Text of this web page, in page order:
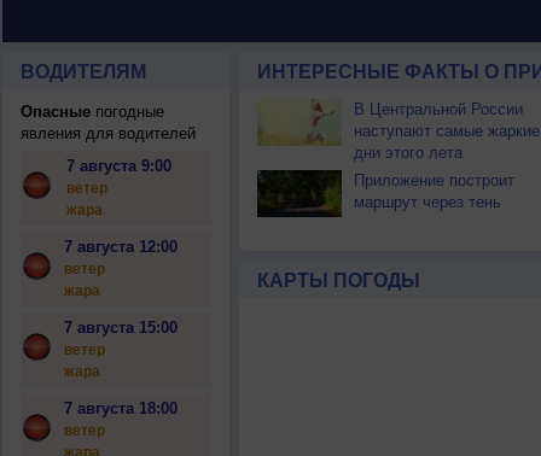
ВОДИТЕЛЯМ
Опасныепогодные
явления для водителей
7 августа 9:00
ветер
жара
7 августа 12:00
ветер
жара
7 августа 15:00
ветер
жара
7 августа 18:00
ветер
жара
ИНТЕРЕСНЫЕ ФАКТЫ О
В Центральной России
наступают самые жаркие
дни этого лета
Приложение построит
маршрут через тень
КАРТЫ ПОГОДЫ